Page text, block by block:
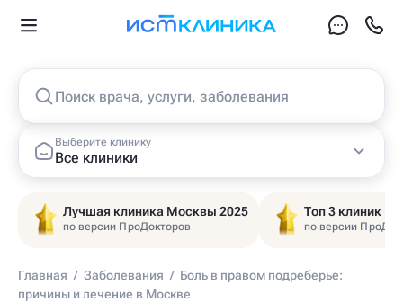
Поиск врача, услуги, заболевания
Выберите клинику
Все клиники
Лучшая клиника Москвы 2025
по версии ПроДокторов
Топ 3 клиник
по версии
Главная / Заболевания / Боль в правом подреберье:
причины и лечение в Москве